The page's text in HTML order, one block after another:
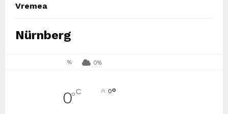
Vremea
Nürnberg
% 0%
0°C 0°